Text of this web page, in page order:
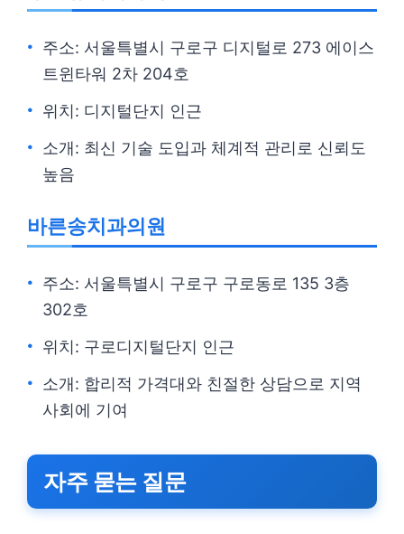
주소: 서울특별시 구로구 디지털로 273 에이스
트윈타워 2차 204호
위치: 디지털단지 인근
소개: 최신 기술 도입과 체계적 관리로 신뢰도
높음
바른송치과의원
주소: 서울특별시 구로구 구로동로 135 3층
302호
위치: 구로디지털단지 인근
소개: 합리적 가격대와 친절한 상담으로 지역
사회에 기여
자주 묻는 질문